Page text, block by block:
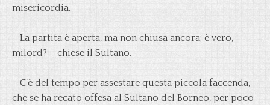
misericordia.
– La partita è aperta, ma non chiusa ancora; è vero,
milord? – chiese il Sultano.
– C’è del tempo per assestare questa piccola faccenda,
che se ha recato offesa al Sultano del Borneo, per poco